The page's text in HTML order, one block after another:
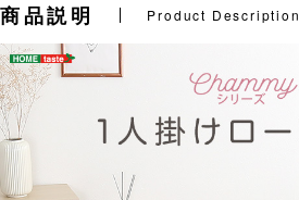
商品説明 Product Description